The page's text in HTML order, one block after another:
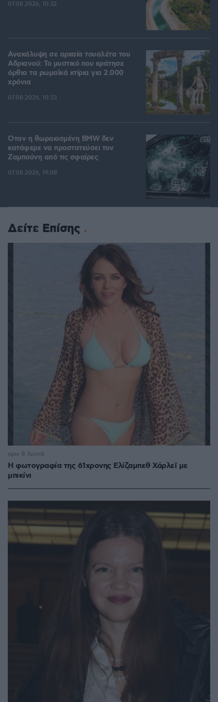
07.08.2026, 10:32
Ανακάλυψη σε αρχαία τουαλέτα του
Αδριανού: Το μυστικό που κράτησε
όρθια τα ρωμαϊκά κτίρια για 2.000
χρόνια
07.08.2026, 10:33
Όταν η θωρακισμένη BMW δεν
κατάφερε να προστατεύσει τον
Ζαμπούνη από τις σφαίρες
07.08.2026, 19:08
Δείτε Επίσης
Η φωτογραφία της 61χρονης Ελίζαμπεθ Χάρλεϊ με
μπικίνι
πριν 8 λεπτά